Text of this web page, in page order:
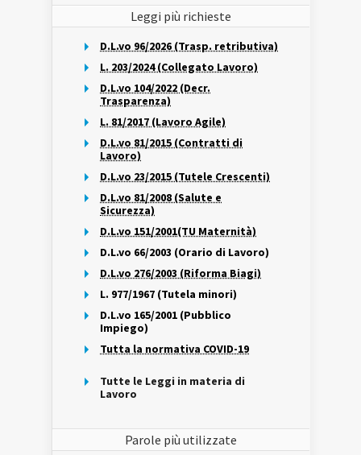
Leggi più richieste
D.L.vo 96/2026 (Trasp. retributiva)
L. 203/2024 (Collegato Lavoro)
D.L.vo 104/2022 (Decr.
Trasparenza)
L. 81/2017 (Lavoro Agile)
D.L.vo 81/2015 (Contratti di
Lavoro)
D.L.vo 23/2015 (Tutele Crescenti)
D.L.vo 81/2008 (Salute e
Sicurezza)
D.L.vo 151/2001(TU Maternità)
D.L.vo 66/2003 (Orario di Lavoro)
D.L.vo 276/2003 (Riforma Biagi)
L. 977/1967 (Tutela minori)
D.L.vo 165/2001 (Pubblico
Impiego)
Tutta la normativa COVID-19
Tutte le Leggi in materia di
Lavoro
Parole più utilizzate